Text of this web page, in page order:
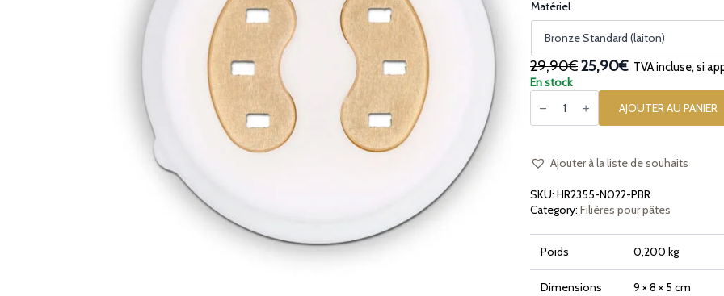
Matériel
29,90€Le
initial
était :
25,90€Le
actuel
est :
TVA incluse, si
En stock
quantité
de
en
POM
Scialatiello
Philips
Pasta
Maker
Avance
Série
AJOUTER AU PANIER
Ajouter à la liste de souhaits
SKU: HR2355-N022-PBR
Category: Filières pour pâtes
Poids 0,200 kg
Dimensions 9 × 8 × 5 cm